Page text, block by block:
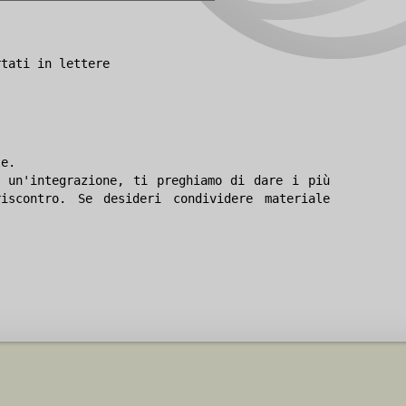
in lettere
un'integrazione, ti preghiamo di dare i più
Se desideri condividere materiale